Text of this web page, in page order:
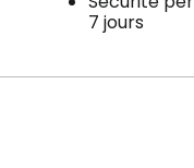
7 jours